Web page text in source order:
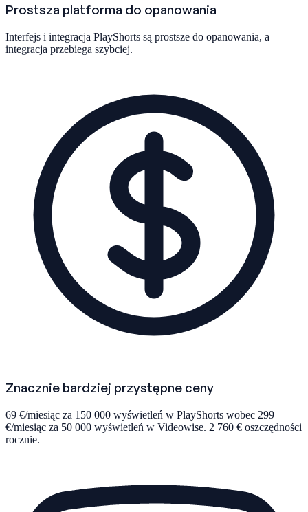
Prostsza platforma do opanowania
Interfejs i integracja PlayShorts są prostsze do opanowania, a
integracja przebiega szybciej.
Znacznie bardziej przystępne ceny
69 €/miesiąc za 150 000 wyświetleń w PlayShorts wobec 299
€/miesiąc za 50 000 wyświetleń w Videowise. 2 760 € oszczędności
rocznie.